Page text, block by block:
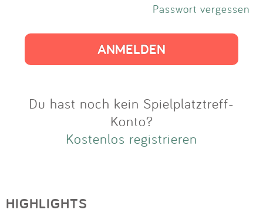
Passwort vergessen
Du hast noch kein Spielplatztreff-
Konto?
Kostenlos registrieren
HIGHLIGHTS